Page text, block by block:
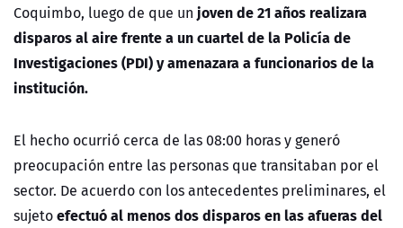
Coquimbo, luego de que un joven de 21 años realizara
disparos al aire frente a un cuartel de la Policía de
Investigaciones (PDI) y amenazara a funcionarios de la
institución.
El hecho ocurrió cerca de las 08:00 horas y generó
preocupación entre las personas que transitaban por el
sector. De acuerdo con los antecedentes preliminares, el
sujetoefectuó al menos dos disparos en las afueras del